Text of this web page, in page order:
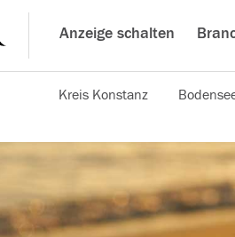
Anzeige schalten
Kreis Konstanz